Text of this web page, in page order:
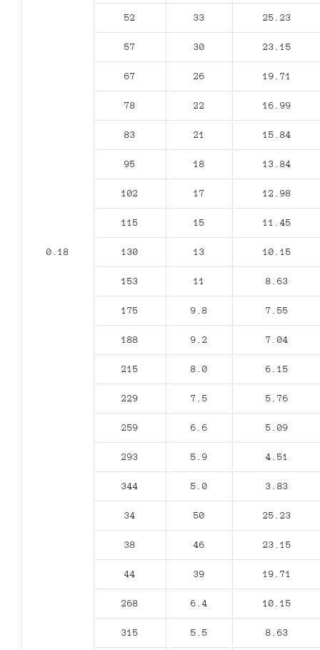
0.18
52 33 25.23
57 30 23.15
67 26 19.71
78 22 16.99
83 21 15.84
95 18 13.84
102 17 12.98
115 15 11.45
130 13 10.15
153 11 8.63
175 9.8 7.55
188 9.2 7.04
215 8.0 6.15
229 7.5 5.76
259 6.6 5.09
293 5.9 4.51
344 5.0 3.83
34 50 25.23
38 46 23.15
44 39 19.71
268 6.4 10.15
315 5.5 8.63